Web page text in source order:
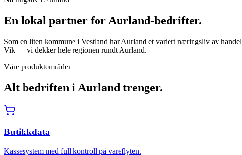
En lokal partner for Aurland-bedrifter.
Som en liten kommune i Vestland har Aurland et variert næringsliv av
Vik — vi dekker hele regionen rundt Aurland.
Våre produktområder
Alt bedriften i Aurland trenger.
Butikkdata
Kassesystem med full kontroll på vareflyten.